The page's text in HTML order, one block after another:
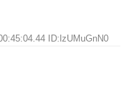
ID:lzUMuGnN0